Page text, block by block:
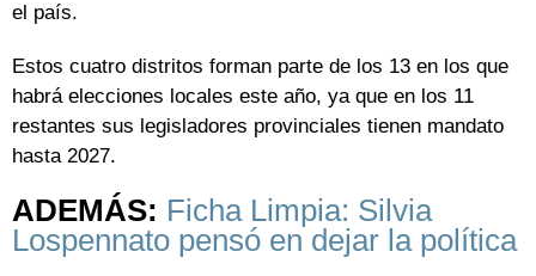
el país.
Estos cuatro distritos forman parte de los 13 en los que
habrá elecciones locales este año, ya que en los 11
restantes sus legisladores provinciales tienen mandato
hasta 2027.
ADEMÁS: Ficha Limpia: Silvia
Lospennato pensó en dejar la política